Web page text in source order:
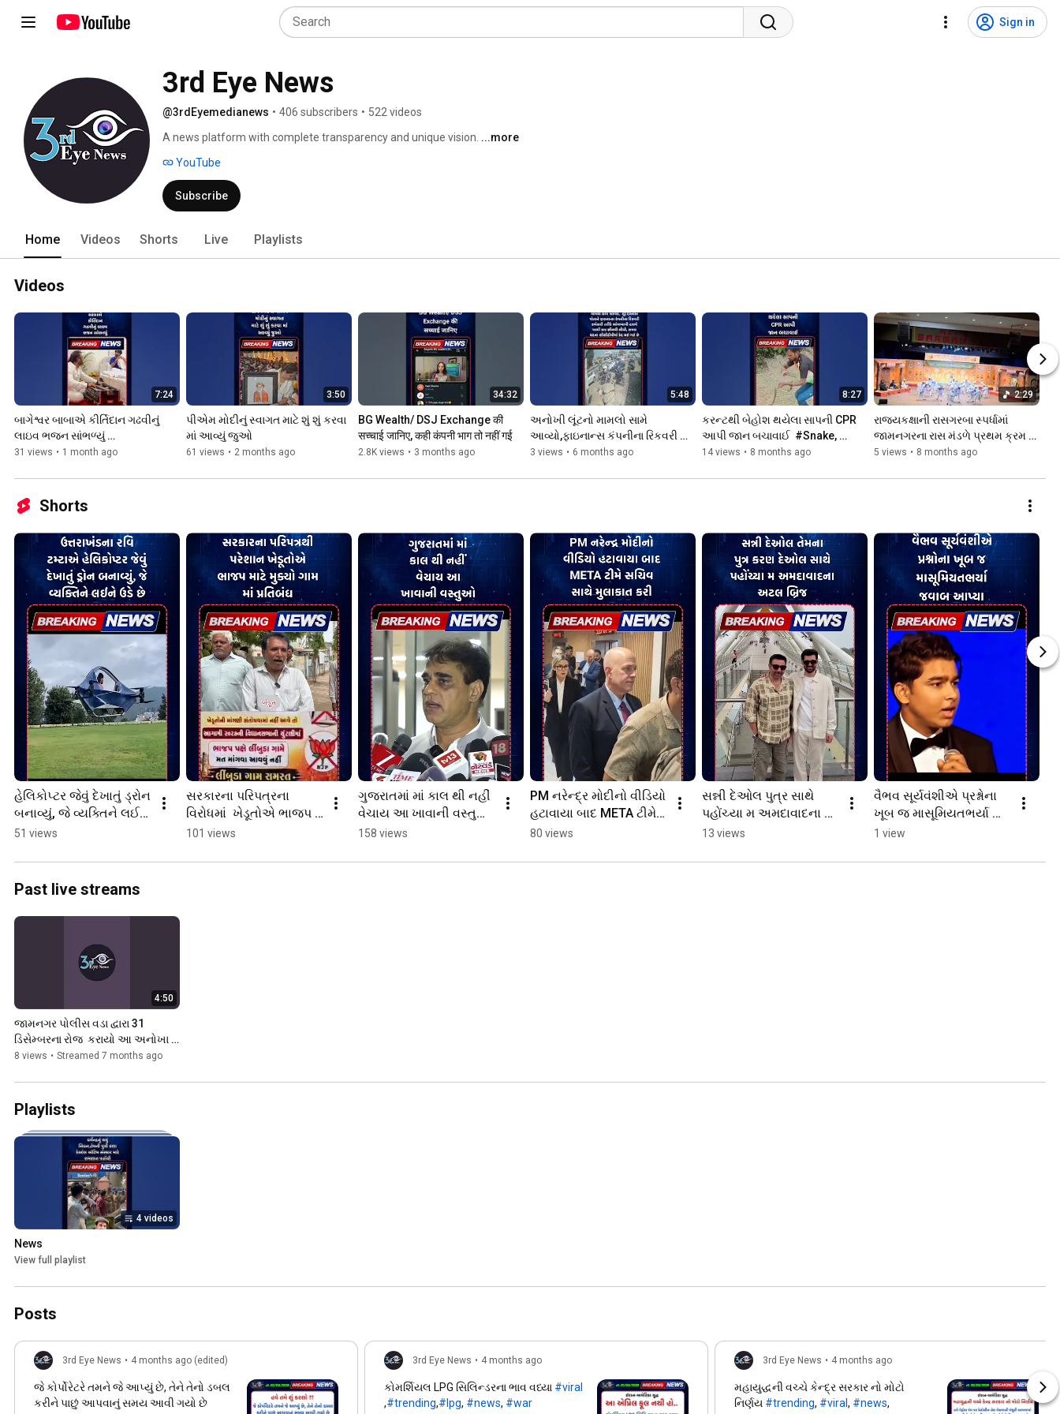
Sign in
3rd Eye News
@3rdEyemedianews • 406 subscribers • 522 videos
A news platform with complete transparency and unique vision. ...more
YouTube
Subscribe
Home Videos Shorts Live Playlists
Videos
7:24
બાગેશ્વર બાબાએ કીર્તિદાન ગઢવીનું
લાઇવ ભજન સાંભળ્યું
#kirtidangadhvi, #bhajan,
31 views • 1 month ago
3:50
પીએમ મોદીનું સ્વાગત માટે શું શું કરવા
61 views • 2 months ago
34:32
BG Wealth/ DSJ Exchange की
सच्चाई जानिए, कही कंपनी भाग तो नहीं गई
2.8K views • 3 months ago
5:48
અનોખી લૂંટનો મામલો સામે
આવ્યો,ફાઇનાન્સ કંપનીના રિકવરી
કર્મચારી તરીકે ઓળખાવી હાઇવે પર
3 views • 6 months ago
8:27
કરન્ટથી બેહોશ થયેલા સાપની CPR
આપી જાન બચાવાઈ  #Snake,
14 views • 8 months ago
2:29
રાજ્યકક્ષાની રાસગરબા સ્પર્ધામાં
જામનગરના રાસ મંડળે પ્રથમ ક્રમ
મેળવી સમગ્ર સૌરાષ્ટ્રનું ગૌરવ વધાર્યું
5 views • 8 months ago
Shorts
હેલિકોપ્ટર જેવું દેખાતું ડ્રોન
બનાવ્યું, જે વ્યક્તિને લઈને
ઉડે છે
,#hashtag,
51 views
સરકારના પરિપત્રના
વિરોધમાં  ખેડૂતોએ ભાજપ
માટે મુક્યો ગામ માં
#protest, #bjp
101 views
ગુજરાતમાં માં કાલ થી નહીં
વેચાય આ ખાવાની વસ્તુઓ
#analog, #food, #ban,
158 views
PM નરેન્દ્ર મોદીનો વીડિયો
હટાવાયા બાદ META ટીમે
સચિવ સાથે મુલાકાત
#trending,#post
80 views
સન્ની દેઓલ પુત્ર સાથે
પહોંચ્યા મ અમદાવાદના
અટલ બ્રિજ #Sunny
#bollywood,
13 views
વૈભવ સૂર્યવંશીએ પ્રશ્નોના
ખૂબ જ માસૂમિયતભર્યા
જવાબ આપ્યા #cricket,
#innocent
1 view
Past live streams
4:50
જામનગર પોલીસ વડા દ્વારા 31
ડિસેમ્બરના રોજ  કરાયો આ અનોખા
કામ
8 views • Streamed 7 months ago
Playlists
4 videos
News
View full playlist
Posts
3rd Eye News • 4 months ago (edited)
જે કોર્પોરેટરે તમને જે આપ્યું છે, તેને તેનો ડબલ
કરીને પાછું આપવાનું સમય આવી ગયો છે
3rd Eye News • 4 months ago
કોમર્શિયલ LPG સિલિન્ડરના ભાવ વધ્યા #viral
,#trending,#lpg, #news, #war
3rd Eye News • 4 months ago
મહાયુદ્ધની વચ્ચે કેન્દ્ર સરકાર નો મોટો
નિર્ણય #trending, #viral, #news,